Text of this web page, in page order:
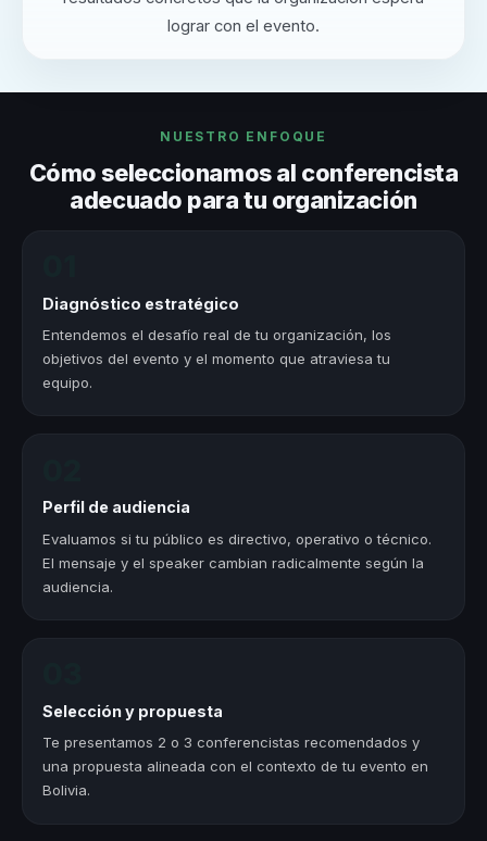
lograr con el evento.
NUESTRO ENFOQUE
Cómo seleccionamos al conferencista
adecuado para tu organización
Diagnóstico estratégico
Entendemos el desafío real de tu organización, los
objetivos del evento y el momento que atraviesa tu
equipo.
Perfil de audiencia
Evaluamos si tu público es directivo, operativo o técnico.
El mensaje y el speaker cambian radicalmente según la
audiencia.
Selección y propuesta
Te presentamos 2 o 3 conferencistas recomendados y
una propuesta alineada con el contexto de tu evento en
Bolivia.